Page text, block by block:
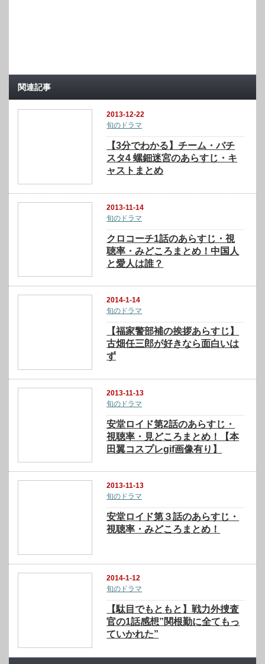
関連記事
2013-12-22
旬のドラマ
【3分でわかる】チーム・バチ
スタ4 螺鈿迷宮のあらすじ・キ
ャストまとめ
2013-11-14
旬のドラマ
クロコーチ1話のあらすじ・視
聴率・みどころまとめ！中国人
と愛人は誰？
2014-1-14
旬のドラマ
【福家警部補の挨拶あらすじ】
古畑任三郎が好きなら面白いは
ず
2013-11-13
旬のドラマ
安堂ロイド第2話のあらすじ・
視聴率・見どころまとめ！【本
田翼コスプレgif画像有り】
2013-11-13
旬のドラマ
安堂ロイド第３話のあらすじ・
視聴率・みどころまとめ！
2014-1-12
旬のドラマ
【駄目でもともと】戦力外捜査
官の1話感想”関根勤に全てもっ
ていかれた”